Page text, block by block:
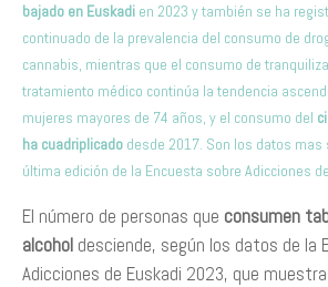
bajado en Euskadi en 2023 y también se ha
continuado de la prevalencia del consumo de
cannabis, mientras que el consumo de
tratamiento médico continúa la tendencia
mujeres mayores de 74 años, y el consumo del
ha cuadriplicado desde 2017. Son los datos
última edición de la Encuesta sobre Adicciones
El número de personas que consumen
alcohol desciende, según los datos de la
Adicciones de Euskadi 2023, que